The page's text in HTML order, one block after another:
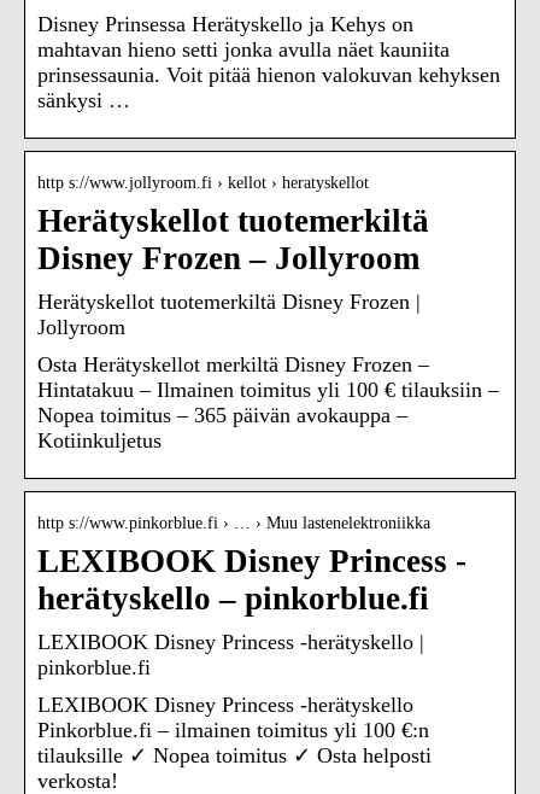
Disney Prinsessa Herätyskello ja Kehys on
mahtavan hieno setti jonka avulla näet kauniita
prinsessaunia. Voit pitää hienon valokuvan kehyksen
sänkysi …
http s://www.jollyroom.fi › kellot › heratyskellot
Herätyskellot tuotemerkiltä
Disney Frozen – Jollyroom
Herätyskellot tuotemerkiltä Disney Frozen |
Jollyroom
Osta Herätyskellot merkiltä Disney Frozen –
Hintatakuu – Ilmainen toimitus yli 100 € tilauksiin –
Nopea toimitus – 365 päivän avokauppa –
Kotiinkuljetus
http s://www.pinkorblue.fi › … › Muu lastenelektroniikka
LEXIBOOK Disney Princess -
herätyskello – pinkorblue.fi
LEXIBOOK Disney Princess -herätyskello |
pinkorblue.fi
LEXIBOOK Disney Princess -herätyskello
Pinkorblue.fi – ilmainen toimitus yli 100 €:n
tilauksille ✓ Nopea toimitus ✓ Osta helposti
verkosta!